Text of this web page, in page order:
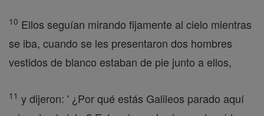
10 Ellos seguían mirando fijamente al cielo mientras
se iba, cuando se les presentaron dos hombres
vestidos de blanco estaban de pie junto a ellos,
11 y dijeron: ' ¿Por qué estás Galileos parado aquí